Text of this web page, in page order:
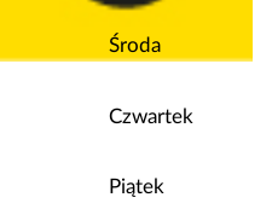
Środa
Czwartek
Piątek